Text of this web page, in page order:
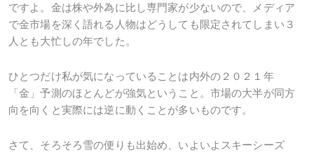
ですよ。金は株や外為に比し専門家が少ないので、メディア
で金市場を深く語れる人物はどうしても限定されてしまい３
人とも大忙しの年でした。
ひとつだけ私が気になっていることは内外の２０２１年
「金」予測のほとんどが強気ということ。市場の大半が同方
向を向くと実際には逆に動くことが多いものです。
さて、そろそろ雪の便りも出始め、いよいよスキーシーズ